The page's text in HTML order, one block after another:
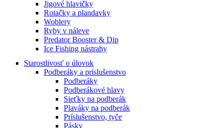
Jigové hlavičky
Rotačky a plandavky
Woblery
Ryby v náleve
Predator Booster & Dip
Ice Fishing nástrahy
Starostlivosť o úlovok
Podberáky a príslušenstvo
Podberáky
Podberákové hlavy
Sieťky na podberák
Plaváky na podberák
Príslušenstvo, tyče
Pásky